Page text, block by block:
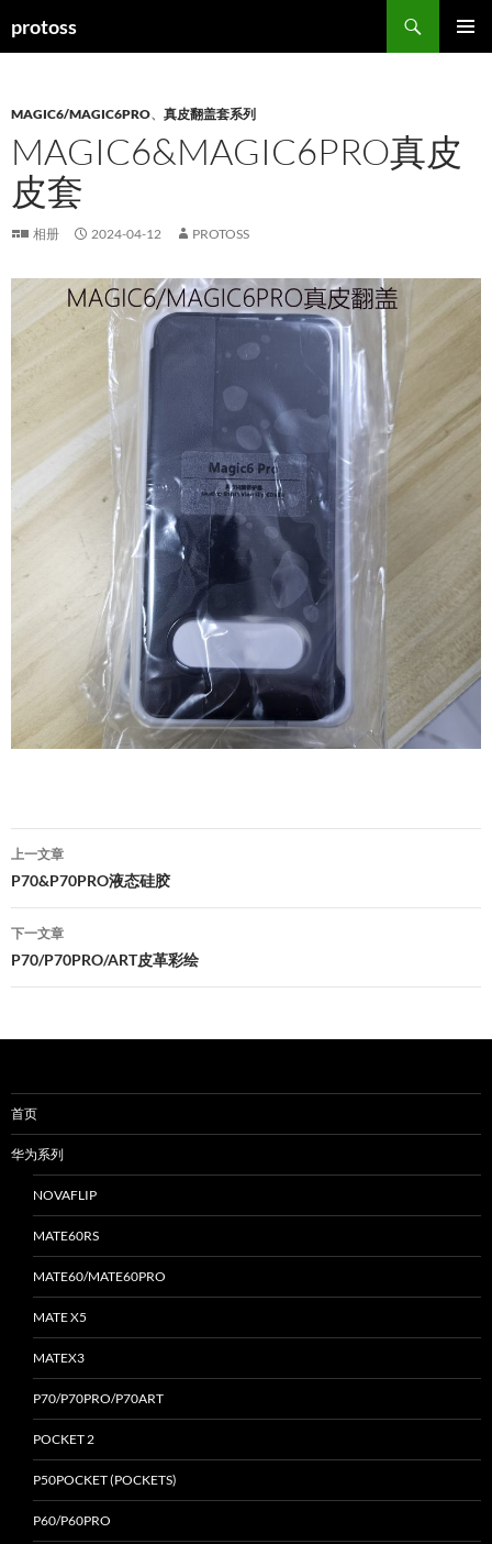
protoss
索
文
MAGIC6/MAGIC6PRO、 真皮翻盖套系列
MAGIC6&MAGIC6PRO真皮
皮套
相册 2024-04-12 PROTOSS
文
章
导
航
上一文章
P70&P70PRO液态硅胶
下一文章
P70/P70PRO/ART皮革彩绘
首页
华为系列
NOVAFLIP
MATE60RS
MATE60/MATE60PRO
MATE X5
MATEX3
P70/P70PRO/P70ART
POCKET 2
P50POCKET (POCKETS)
P60/P60PRO